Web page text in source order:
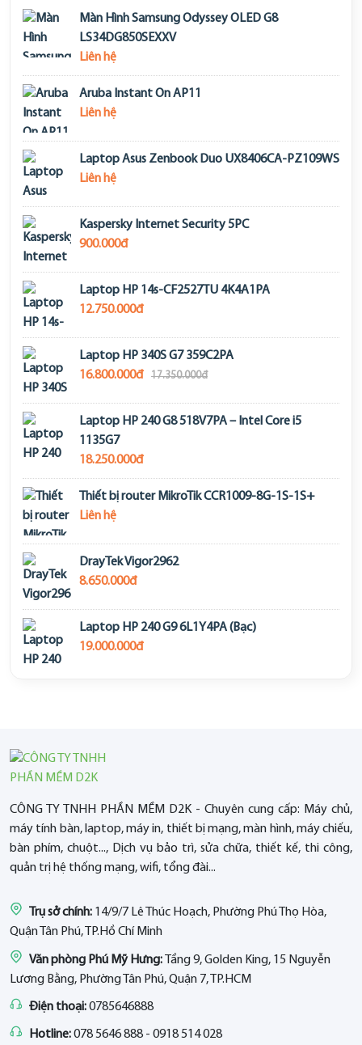
Màn Hình Samsung Odyssey OLED G8
LS34DG850SEXXV
Liên hệ
Aruba Instant On AP11
Liên hệ
Laptop Asus Zenbook Duo UX8406CA-PZ109WS
Liên hệ
Kaspersky Internet Security 5PC
900.000đ
Laptop HP 14s-CF2527TU 4K4A1PA
12.750.000đ
Laptop HP 340S G7 359C2PA
16.800.000đ
17.350.000đ
Laptop HP 240 G8 518V7PA – Intel Core i5
1135G7
18.250.000đ
Thiết bị router MikroTik CCR1009-8G-1S-1S+
Liên hệ
DrayTek Vigor2962
8.650.000đ
Laptop HP 240 G9 6L1Y4PA (Bạc)
19.000.000đ
CÔNG TY TNHH PHẦN MỀM D2K - Chuyên cung cấp: Máy chủ,
máy tính bàn, laptop, máy in, thiết bị mạng, màn hình, máy chiếu,
bàn phím, chuột..., Dịch vụ bảo trì, sửa chữa, thiết kế, thi công,
quản trị hệ thống mạng, wifi, tổng đài...
Trụ sở chính: 14/9/7 Lê Thúc Hoạch, Phường Phú Thọ Hòa,
Quận Tân Phú, TP.Hồ Chí Minh
Văn phòng Phú Mỹ Hưng:
Tầng 9, Golden King, 15 Nguyễn
Lương Bằng, Phường Tân Phú, Quận 7, TP.HCM
Điện thoại:0785646888
Hotline:078 5646 888 - 0918 514 028